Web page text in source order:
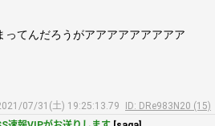
ってんだろうがアアアアアアアアア
07/31(土) 19:25:13.79
ID: DRe983N20 (15)